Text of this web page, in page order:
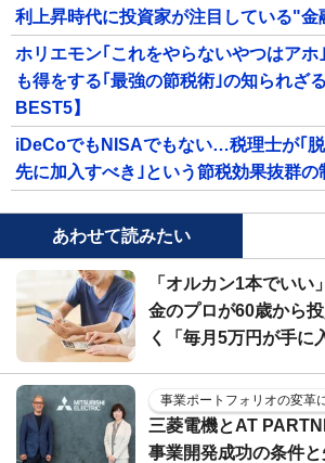
利上昇時代に投資家が注目している"金
ホリエモン｢これをやらないやつはア
も得をする｢最強の節税術｣の知られざ
BEST5】
iDeCoでもNISAでもない…税理士が｢
先に加入すべき｣という節税効果抜群の
あわせて読みたい
「オルカン1本でいい
金のプロが60歳から
く「毎月5万円が手に
事業ポートフォリオの変革
三菱電機とAT
事業開発成功の条件と